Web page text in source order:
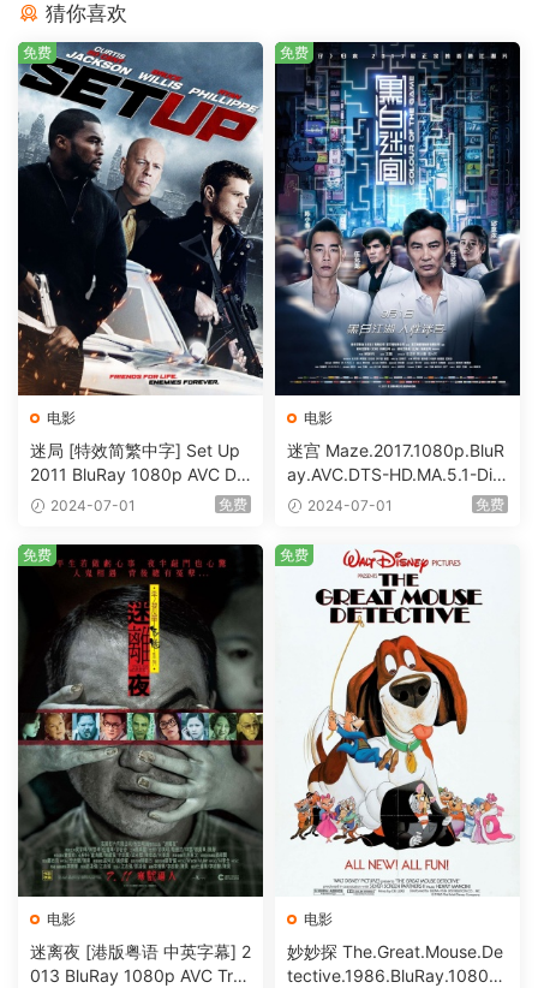
猜你喜欢
电影
迷局 [特效简繁中字] Set Up
2011 BluRay 1080p AVC DT
S-HD MA5.1-shhaclm@CHD
2024-07-01 免费
免费
电影
迷宫 Maze.2017.1080p.BluR
ay.AVC.DTS-HD.MA.5.1-DiY
@HDHome [BDISO 19.7GB]
2024-07-01 免费
免费
电影
迷离夜 [港版粤语 中英字幕] 2
013 BluRay 1080p AVC Tru
免费
电影
妙妙探 The.Great.Mouse.De
tective.1986.BluRay.1080p.
免费